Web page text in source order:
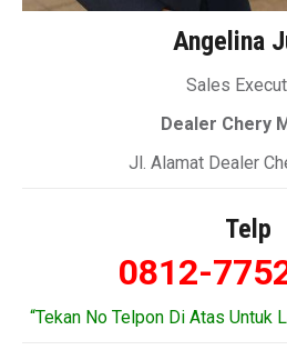
Angelina
Sales
Dealer Chery
Jl. Alamat Dealer
Telp
0812-
“Tekan No Telpon Di Atas Untuk